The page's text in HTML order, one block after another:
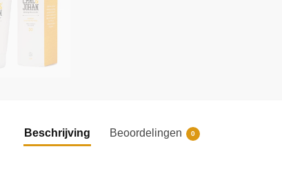
Beschrijving Beoordelingen 0